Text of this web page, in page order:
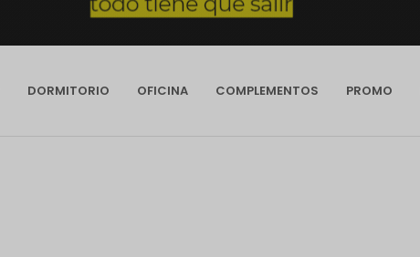
DORMITORIO OFICINA COMPLEMENTOS PROMO